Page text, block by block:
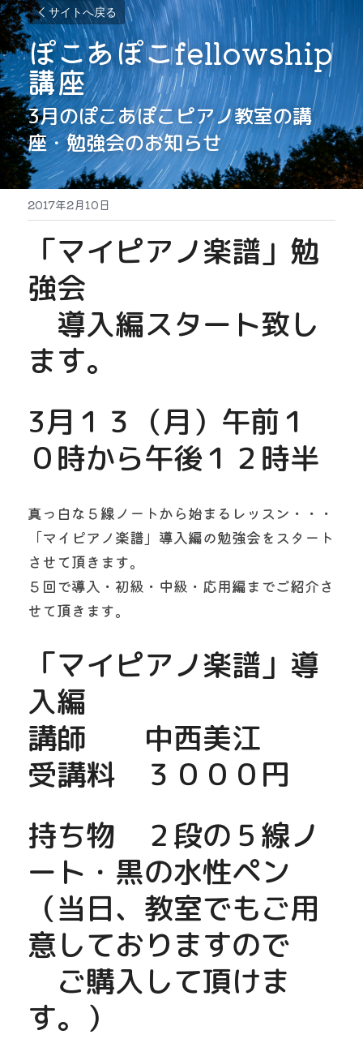
サイトへ戻る
ぽこあぽこfellowship
講座
3月のぽこあぽこピアノ教室の講
座・勉強会のお知らせ
2017年2月10日
「マイピアノ楽譜」勉
強会
導入編スタート致し
ます。
3月１３（月）午前１
０時から午後１２時半
真っ白な５線ノートから始まるレッスン・・・
「マイピアノ楽譜」導入編の勉強会をスタート
させて頂きます。
５回で導入・初級・中級・応用編までご紹介さ
せて頂きます。
「マイピアノ楽譜」導
入編
講師　　中西美江
受講料　３０００円
持ち物　２段の５線ノ
ート・黒の水性ペン
（当日、教室でもご用
意しておりますので
ご購入して頂けま
す。）